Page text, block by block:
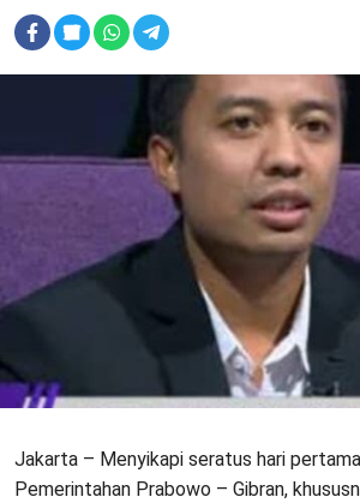
Jakarta – Menyikapi seratus hari
Pemerintahan Prabowo – Gibran,